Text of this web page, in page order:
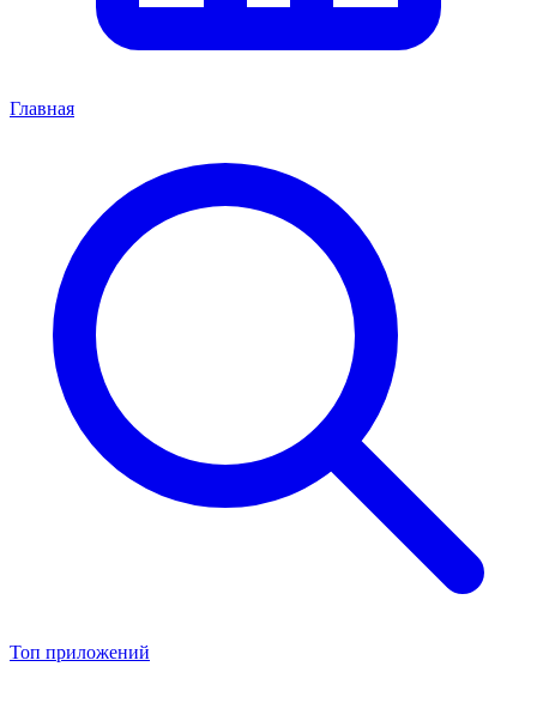
Главная
Топ приложений